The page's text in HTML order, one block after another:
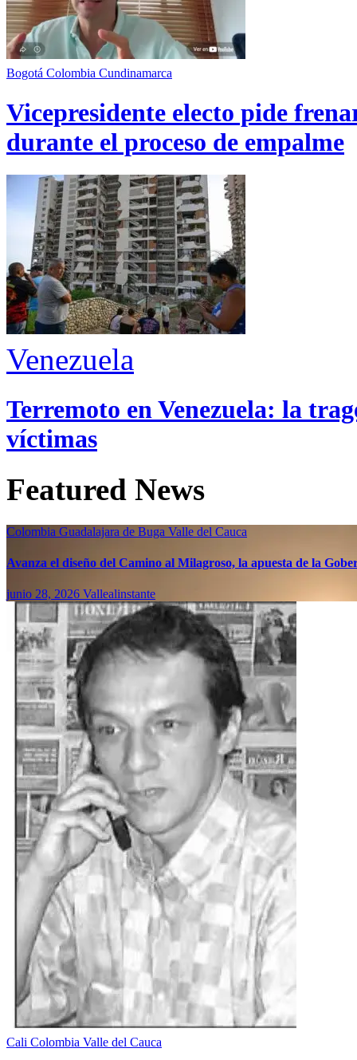
Bogotá Colombia Cundinamarca
Vicepresidente electo pide
durante el proceso de empalme
Venezuela
Terremoto en Venezuela: la
víctimas
Featured News
Colombia Guadalajara de Buga Valle del Cauca
Avanza el diseño del Camino al Milagroso, la apuesta de la
junio 28, 2026 Vallealinstante
Cali Colombia Valle del Cauca